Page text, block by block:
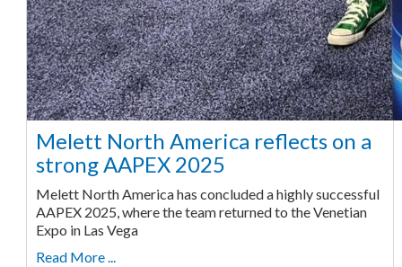
Melett North America reflects on a
strong AAPEX 2025
Melett North America has concluded a highly successful
AAPEX 2025, where the team returned to the Venetian
Expo in Las Vega
Read More ...